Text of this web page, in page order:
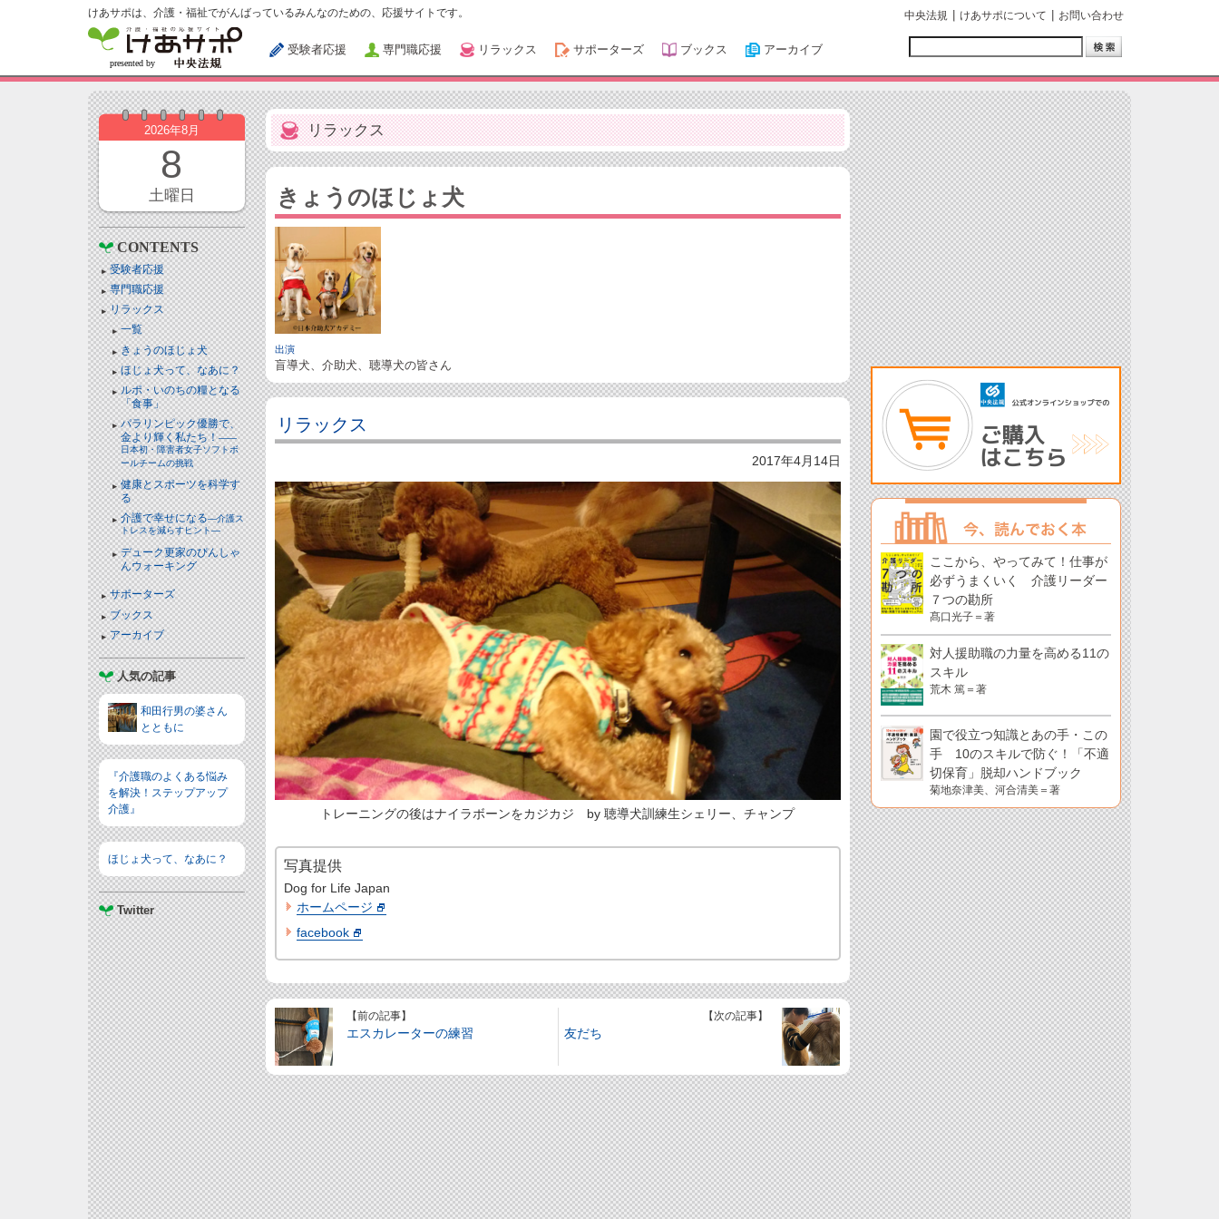
けあサポは、介護・福祉でがんばっているみんなのための、応援サイトです。
受験者応援 専門職応援 リラックス サポーターズ ブックス アーカイブ
中央法規 けあサポについて お問い合わせ
2026年8月
8
土曜日
CONTENTS
受験者応援
専門職応援
リラックス
一覧
きょうのほじょ犬
ほじょ犬って、なあに？
ルポ・いのちの糧となる
「食事」
パラリンピック優勝で、
金より輝く私たち！――
日本初・障害者女子ソフトボ
ールチームの挑戦
健康とスポーツを科学す
る
介護で幸せになる―介護ス
トレスを減らすヒント―
デューク更家のぴんしゃ
んウォーキング
サポーターズ
ブックス
アーカイブ
人気の記事
和田行男の婆さん
とともに
『介護職のよくある悩み
を解決！ステップアップ
介護』
ほじょ犬って、なあに？
Twitter
リラックス
きょうのほじょ犬
出演
盲導犬、介助犬、聴導犬の皆さん
リラックス
2017年4月14日
トレーニングの後はナイラボーンをカジカジ by 聴導犬訓練生シェリー、チャンプ
写真提供
Dog for Life Japan
ホームページ
facebook
【前の記事】
エスカレーターの練習
【次の記事】
友だち
ここから、やってみて！仕事が
必ずうまくいく 介護リーダー
７つの勘所
髙口光子＝著
対人援助職の力量を高める11の
スキル
荒木 篤＝著
園で役立つ知識とあの手・この
手 10のスキルで防ぐ！「不適
切保育」脱却ハンドブック
菊地奈津美、河合清美＝著